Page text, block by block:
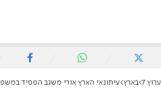
ערוץ 7 בארץ עיתונאי הארץ אורי משגב הפסיד